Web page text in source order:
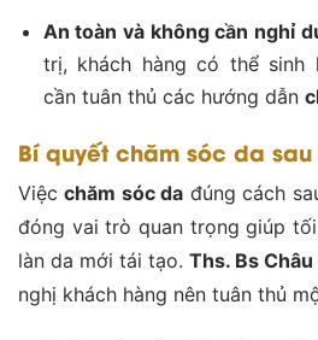
An toàn và không cần nghỉ
trị, khách hàng có thể sinh
cần tuân thủ các hướng dẫn
Bí quyết chăm sóc da
Việcchăm sóc da đúng cách
đóng vai trò quan trọng giúp
làn da mới tái tạo. Ths. Bs
nghị khách hàng nên tuân thủ